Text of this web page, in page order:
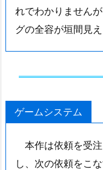
れでわかりません
グの全容が垣間見
ゲームシステム
本作は依頼を受
し、次の依頼をこ